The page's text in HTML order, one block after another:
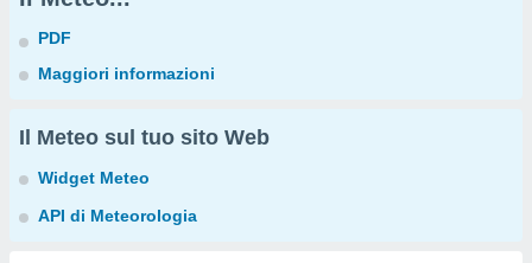
PDF
Maggiori informazioni
Il Meteo sul tuo sito Web
Widget Meteo
API di Meteorologia